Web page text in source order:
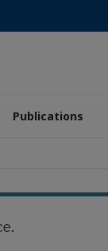
Publications